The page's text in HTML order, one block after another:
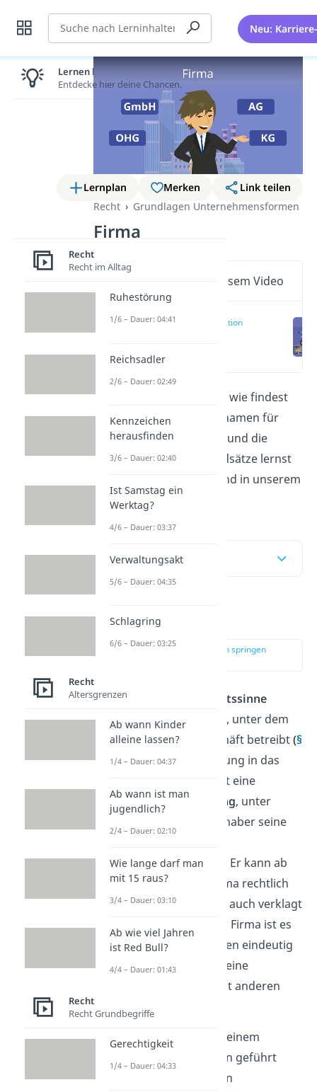
Suche Neu:
Lernplan Merken
Link teilen
Recht
Grundlagen Unternehmensformen
Firma
Wichtige Inhalte in diesem Video
Firma Definition
Was bedeutet
und wie findest
du den richtigen Firmennamen für
dein Unternehmen? Das und die
wichtigsten Firmengrundsätze lernst
du in unserem Beitrag und in unserem
Video !
Inhaltsübersicht
Firma Definition
zur Stelle im Video springen
Unter der
Firma im Rechtssinne
verstehst du den
, unter dem
einKaufmannsein Geschäft betreibt(§
17 HGB). Mit der Eintragung in das
entsteht eine
verbindliche Bezeichnung, unter
welcher der Geschäftsinhaber seine
Verpflichtungen eingeht.
Er kann ab
sofort im Namen der Firma rechtlich
handeln, verklagen, aber auch verklagt
werden. Die
der Firma ist es
deshalb, das Unternehmen eindeutig
zu identifizieren, damit keine
Verwechslungsgefahr mit anderen
Unternehmen besteht.
Eine Firma kann nur von einem
Kaufmann geführt
werden. Personen, die ein
Lernen lohnt sich!
Entdecke hier deine Chancen.
Recht
Recht im Alltag
Ruhestörung
1/6 – Dauer: 04:41
Reichsadler
2/6 – Dauer: 02:49
Kennzeichen
herausfinden
3/6 – Dauer: 02:40
Ist Samstag ein
Werktag?
4/6 – Dauer: 03:37
Verwaltungsakt
5/6 – Dauer: 04:35
Schlagring
6/6 – Dauer: 03:25
Recht
Altersgrenzen
Ab wann Kinder
alleine lassen?
1/4 – Dauer: 04:37
Ab wann ist man
jugendlich?
2/4 – Dauer: 02:10
Wie lange darf man
mit 15 raus?
3/4 – Dauer: 03:10
Ab wie viel Jahren
ist Red Bull?
4/4 – Dauer: 01:43
Recht
Recht Grundbegriffe
Gerechtigkeit
1/4 – Dauer: 04:33